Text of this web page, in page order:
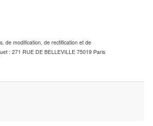
de modification, de rectification et de
: 271 RUE DE BELLEVILLE 75019 Paris